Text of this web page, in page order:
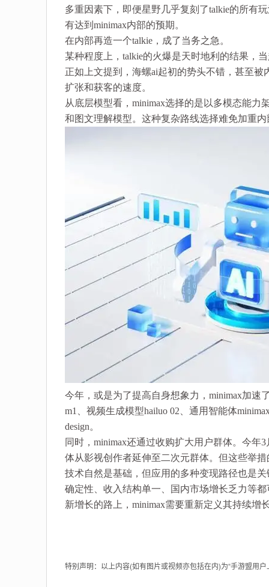
多重因素下，即便星野几乎复刻了talkie的所有
有达到minimax内部的预期。
在内部再造一个talkie，成了当务之急。
某种程度上，talkie的火爆是天时地利的结果，
正如上文提到，海螺ai起初的势头不错，甚至
扩张和获客的速度。
从底层模型看，minimax选择的是以多模态能
和图文理解模型。这种复杂路线选择难免加重
今年，或是为了提高自身想象力，minimax加速
m1、视频生成模型hailuo 02、通用智能体
design。
同时，minimax还通过收购扩大用户群体。今年
体从影视创作者延伸至二次元群体。但这些举
技术自然是基础，但应用的多种变现路径也是
确定性、收入结构单一、国内市场增长乏力等
新增长的路上，minimax需要重新定义其持续增
特别声明：以上内容(如有图片或视频亦包括在内)为“手游盟用